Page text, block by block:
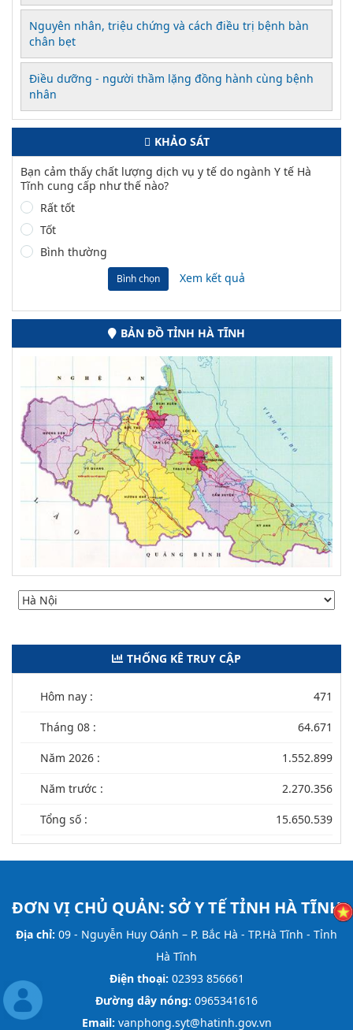
Nguyên nhân, triệu chứng và cách điều trị bệnh bàn
chân bẹt
Điều dưỡng - người thầm lặng đồng hành cùng bệnh
nhân
KHẢO SÁT
Bạn cảm thấy chất lượng dịch vụ y tế do ngành Y tế Hà
Tĩnh cung cấp như thế nào?
Rất tốt
Tốt
Bình thường
Bình chọn Xem kết quả
BẢN ĐỒ TỈNH HÀ TĨNH
THỐNG KÊ TRUY CẬP
Hôm nay : 471
Tháng 08 : 64.671
Năm 2026 : 1.552.899
Năm trước : 2.270.356
Tổng số : 15.650.539
ĐƠN VỊ CHỦ QUẢN: SỞ Y TẾ TỈNH HÀ TĨNH
Địa chỉ: 09 - Nguyễn Huy Oánh – P. Bắc Hà - TP.Hà Tĩnh - Tỉnh
Hà Tĩnh
Điện thoại: 02393 856661
Đường dây nóng: 0965341616
Email: vanphong.syt@hatinh.gov.vn